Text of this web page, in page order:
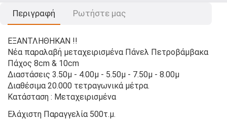
Περιγραφή Ρωτήστε μας
ΕΞΑΝΤΛΗΘΗΚΑΝ !!
Νέα παραλαβή μεταχειρισμένα Πάνελ Πετροβάμβακα
Πάχος 8cm & 10cm
Διαστάσεις 3.50μ - 4.00μ - 5.50μ - 7.50μ - 8.00μ
Διαθέσιμα 20.000 τετραγωνικά μέτρα.
Κατάσταση : Μεταχειρισμένα
Ελάχιστη Παραγγελία 500τ.μ.